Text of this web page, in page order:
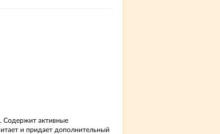
Содержит активные
и придает дополнительный